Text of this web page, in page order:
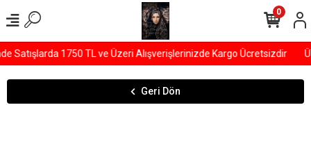
Satışlarda 1750 TL ve Üzeri Alışverişlerinizde Kargo Ücretsizdir
0
Geri Dön